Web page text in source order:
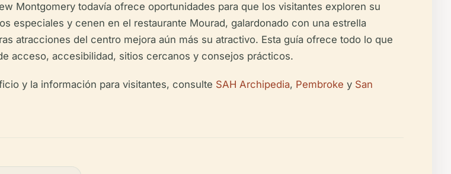
Montgomery todavía ofrece oportunidades para que los visitantes exploren su
especiales y cenen en el restaurante Mourad, galardonado con una estrella
atracciones del centro mejora aún más su atractivo. Esta guía ofrece todo lo que
acceso, accesibilidad, sitios cercanos y consejos prácticos.
y la información para visitantes, consulte SAH Archipedia, Pembroke y San